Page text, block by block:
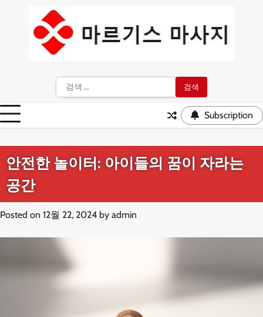
색:
Subscription
안전한 놀이터: 아이들의 꿈이 자라는
공간
Posted on 12월 22, 2024 by admin